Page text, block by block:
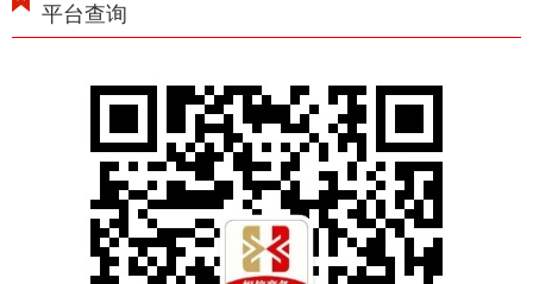
平台查询